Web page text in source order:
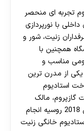
تجربه ای منحصر
با نورپردازی
زنیت، شور و
همچنین با
مناسب و
از مدرن ترین
استادیوم
گازپروم، مالک
باشگاه زنیت، برای بازی های جام جهانی 2018 روسیه انجام
خانگی زنیت